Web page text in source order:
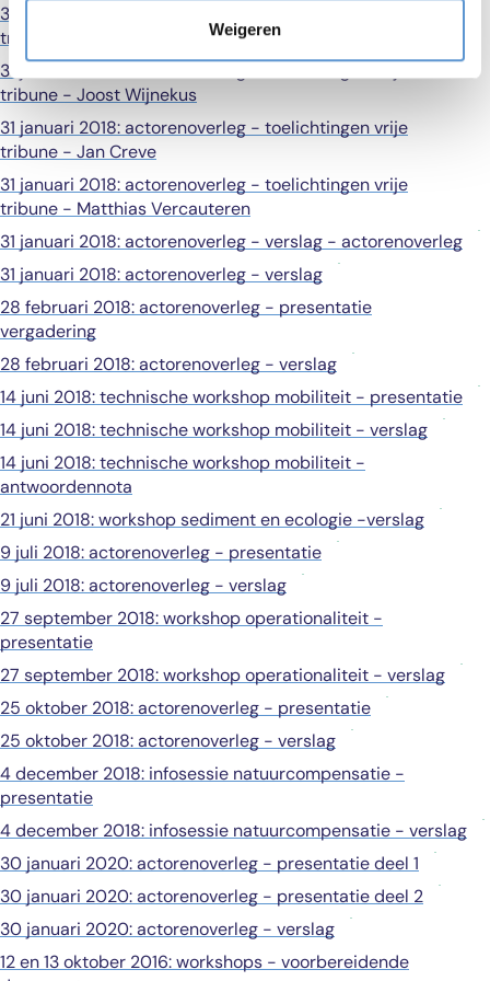
Weigeren
31 januari 2018: actorenoverleg - toelichtingen vrije
tribune - Nathan Lemahieu
31 januari 2018: actorenoverleg - toelichtingen vrije
tribune - Joost Wijnekus
31 januari 2018: actorenoverleg - toelichtingen vrije
tribune - Jan Creve
31 januari 2018: actorenoverleg - toelichtingen vrije
tribune - Matthias Vercauteren
31 januari 2018: actorenoverleg - verslag - actorenoverleg
31 januari 2018: actorenoverleg - verslag
28 februari 2018: actorenoverleg - presentatie
vergadering
28 februari 2018: actorenoverleg - verslag
14 juni 2018: technische workshop mobiliteit - presentatie
14 juni 2018: technische workshop mobiliteit - verslag
14 juni 2018: technische workshop mobiliteit -
antwoordennota
21 juni 2018: workshop sediment en ecologie -verslag
9 juli 2018: actorenoverleg - presentatie
9 juli 2018: actorenoverleg - verslag
27 september 2018: workshop operationaliteit -
presentatie
27 september 2018: workshop operationaliteit - verslag
25 oktober 2018: actorenoverleg - presentatie
25 oktober 2018: actorenoverleg - verslag
4 december 2018: infosessie natuurcompensatie -
presentatie
4 december 2018: infosessie natuurcompensatie - verslag
30 januari 2020: actorenoverleg - presentatie deel 1
30 januari 2020: actorenoverleg - presentatie deel 2
30 januari 2020: actorenoverleg - verslag
12 en 13 oktober 2016: workshops - voorbereidende